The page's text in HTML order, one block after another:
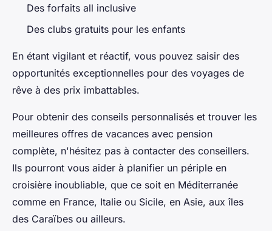
Des forfaits all inclusive
Des clubs gratuits pour les enfants
En étant vigilant et réactif, vous pouvez saisir des
opportunités exceptionnelles pour des voyages de
rêve à des prix imbattables.
Pour obtenir des conseils personnalisés et trouver les
meilleures offres de vacances avec pension
complète, n'hésitez pas à contacter des conseillers.
Ils pourront vous aider à planifier un périple en
croisière inoubliable, que ce soit en Méditerranée
comme en France, Italie ou Sicile, en Asie, aux îles
des Caraïbes ou ailleurs.